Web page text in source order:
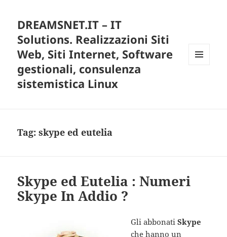
DREAMSNET.IT – IT
Solutions. Realizzazioni Siti
Web, Siti Internet, Software
gestionali, consulenza
sistemistica Linux
Tag:skype ed eutelia
Skype ed Eutelia : Numeri
Skype In Addio ?
Gli abbonatiSkype
che hanno un